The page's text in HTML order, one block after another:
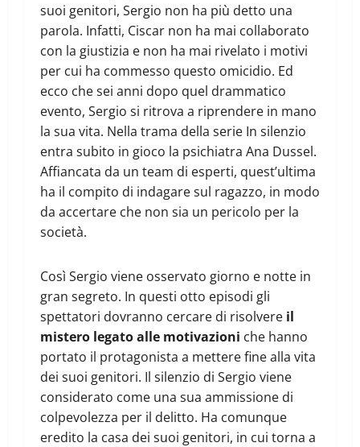
suoi genitori, Sergio non ha più detto una
parola. Infatti, Ciscar non ha mai collaborato
con la giustizia e non ha mai rivelato i motivi
per cui ha commesso questo omicidio. Ed
ecco che sei anni dopo quel drammatico
evento, Sergio si ritrova a riprendere in mano
la sua vita. Nella trama della serie In silenzio
entra subito in gioco la psichiatra Ana Dussel.
Affiancata da un team di esperti, quest’ultima
ha il compito di indagare sul ragazzo, in modo
da accertare che non sia un pericolo per la
società.
Così Sergio viene osservato giorno e notte in
gran segreto. In questi otto episodi gli
spettatori dovranno cercare di risolvere il
mistero legato alle motivazioni che hanno
portato il protagonista a mettere fine alla vita
dei suoi genitori. Il silenzio di Sergio viene
considerato come una sua ammissione di
colpevolezza per il delitto. Ha comunque
eredito la casa dei suoi genitori, in cui torna a